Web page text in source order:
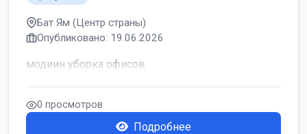
Бат Ям (Центр страны)
Опубликовано: 19.06.2026
модиин уборка офисов
0 просмотров
Подробнее